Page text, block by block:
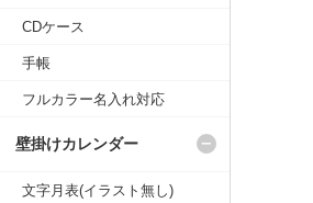
CDケース
手帳
フルカラー名入れ対応
壁掛けカレンダー
文字月表(イラスト無し)